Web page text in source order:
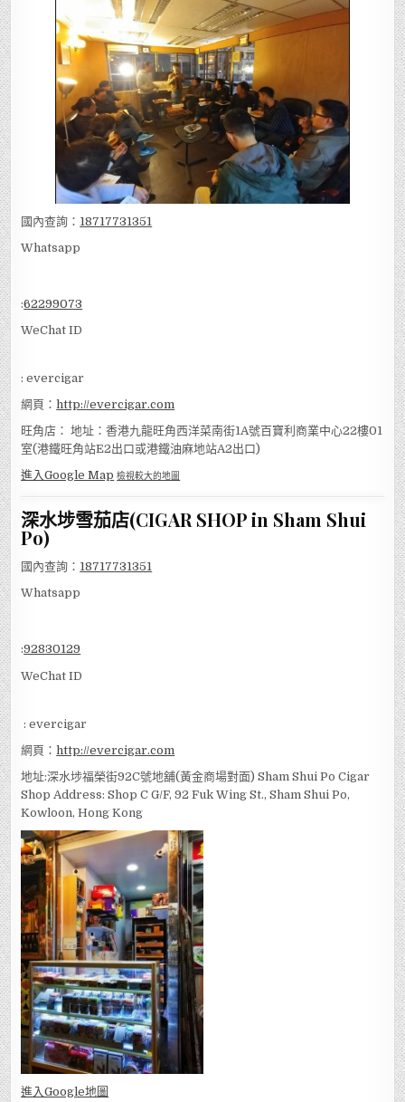
國內查詢： 18717731351
Whatsapp
WeChat ID
: evercigar
網頁：http://evercigar.com
旺角店： 地址：香港九龍旺角西洋菜南街1A號百寶利商業中心22樓01
室(港鐵旺角站E2出口或港鐵油麻地站A2出口)
進入Google Map 檢視較大的地圖
國內查詢：18717731351
Whatsapp
:92830129
WeChat ID
: evercigar
網頁： http://evercigar.com
地址:深水埗福榮街92C號地舖(黃金商場對面) Sham Shui Po Cigar
Shop Address: Shop C G/F, 92 Fuk Wing St., Sham Shui Po,
Kowloon, Hong Kong